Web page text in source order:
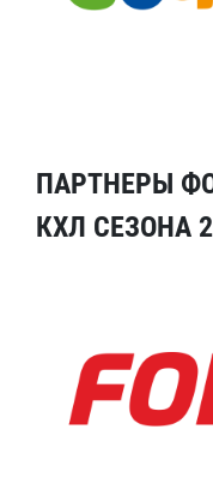
ПАРТНЕРЫ
КХЛ СЕЗОНА